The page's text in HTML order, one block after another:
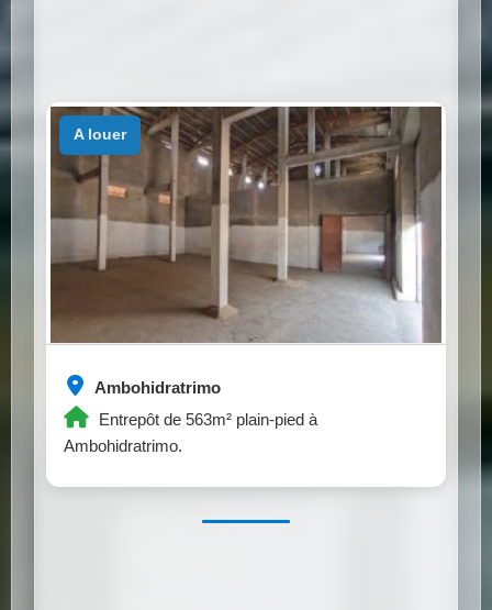
Ambohidratrimo
Entrepôt de 563m² plain-pied à
Ambohidratrimo.
a louer